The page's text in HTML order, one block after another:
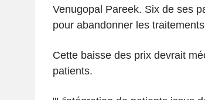
Venugopal Pareek. Six de ses
pour abandonner les
Cette baisse des prix devrait
patients.